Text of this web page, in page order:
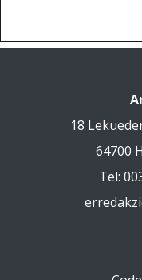
18
64700
Tel: